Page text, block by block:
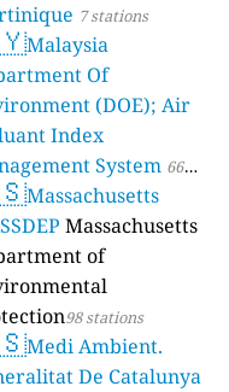
7 stations
Malaysia
Of
(DOE); Air
Index
System 66
Massachusetts
Massachusetts
of
98 stations
Medi Ambient.
De Catalunya